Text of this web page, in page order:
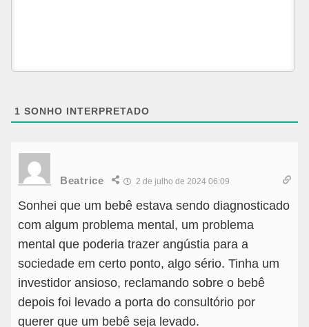
1 SONHO INTERPRETADO
Beatrice 2 de julho de 2024 06:09
Sonhei que um bebê estava sendo diagnosticado
com algum problema mental, um problema
mental que poderia trazer angústia para a
sociedade em certo ponto, algo sério. Tinha um
investidor ansioso, reclamando sobre o bebê
depois foi levado a porta do consultório por
querer que um bebê seja levado.